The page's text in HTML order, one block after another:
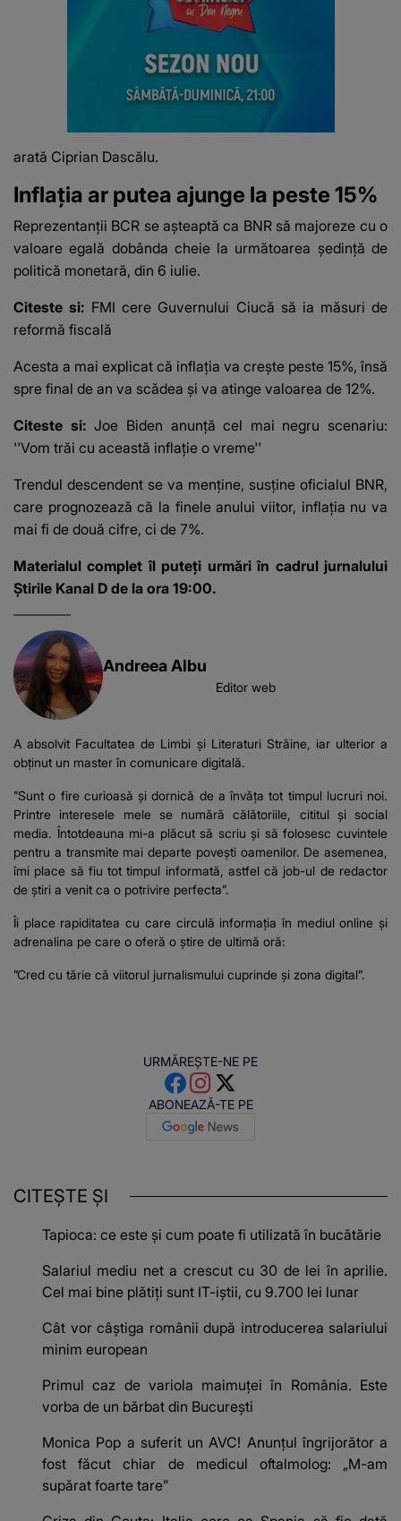
arată Ciprian Dascălu.
Inflația ar putea ajunge la peste 15%
Reprezentanţii BCR se aşteaptă ca BNR să majoreze cu o
valoare egală dobânda cheie la următoarea şedinţă de
politică monetară, din 6 iulie.
Citeste si: FMI cere Guvernului Ciucă să ia măsuri de
reformă fiscală
Acesta a mai explicat că inflația va crește peste 15%, însă
spre final de an va scădea și va atinge valoarea de 12%.
Citeste si:Joe Biden anunță cel mai negru scenariu:
''Vom trăi cu această inflaţie o vreme''
Trendul descendent se va menține, susține oficialul BNR,
care prognozează că la finele anului viitor, inflația nu va
mai fi de două cifre, ci de 7%.
Materialul complet îl puteți urmări în cadrul jurnalului
Știrile Kanal D de la ora 19:00.
Andreea Albu
Editor web
A absolvit Facultatea de Limbi și Literaturi Străine, iar ulterior a
obținut un master în comunicare digitală.
”Sunt o fire curioasă și dornică de a învăța tot timpul lucruri noi.
Printre interesele mele se numără călătoriile, cititul și social
media. Întotdeauna mi-a plăcut să scriu și să folosesc cuvintele
pentru a transmite mai departe povești oamenilor. De asemenea,
îmi place să fiu tot timpul informată, astfel că job-ul de redactor
de știri a venit ca o potrivire perfecta”.
Îi place rapiditatea cu care circulă informația în mediul online și
adrenalina pe care o oferă o știre de ultimă oră:
”Cred cu tărie că viitorul jurnalismului cuprinde și zona digital”.
URMĂREȘTE-NE PE
ABONEAZĂ-TE PE
CITEȘTE ȘI
Tapioca: ce este și cum poate fi utilizată în bucătărie
Salariul mediu net a crescut cu 30 de lei în aprilie.
Cel mai bine plătiți sunt IT-iștii, cu 9.700 lei lunar
Cât vor câștiga românii după introducerea salariului
minim european
Primul caz de variola maimuţei în România. Este
vorba de un bărbat din Bucureşti
Monica Pop a suferit un AVC! Anunțul îngrijorător a
fost făcut chiar de medicul oftalmolog: „M-am
supărat foarte tare”